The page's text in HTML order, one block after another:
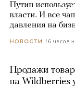
Путин
власти. И все
давления на
НОВОСТИ 16 часов
Продажи
на Wildberries